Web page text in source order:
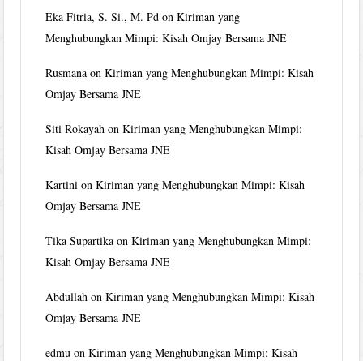
Eka Fitria, S. Si., M. Pd onKiriman yang
Menghubungkan Mimpi: Kisah Omjay Bersama JNE
Rusmana onKiriman yang Menghubungkan Mimpi: Kisah
Omjay Bersama JNE
Siti Rokayah onKiriman yang Menghubungkan Mimpi:
Kisah Omjay Bersama JNE
Kartini onKiriman yang Menghubungkan Mimpi: Kisah
Omjay Bersama JNE
Tika Supartika onKiriman yang Menghubungkan Mimpi:
Kisah Omjay Bersama JNE
Abdullah onKiriman yang Menghubungkan Mimpi: Kisah
Omjay Bersama JNE
edmu onKiriman yang Menghubungkan Mimpi: Kisah